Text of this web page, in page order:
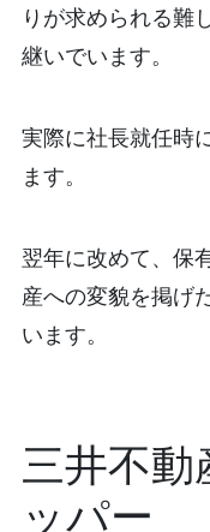
りが求められる難
継いでいます。
実際に社長就任時
ます。
翌年に改めて、保
産への変貌を掲げ
います。
三井不動
ッパー